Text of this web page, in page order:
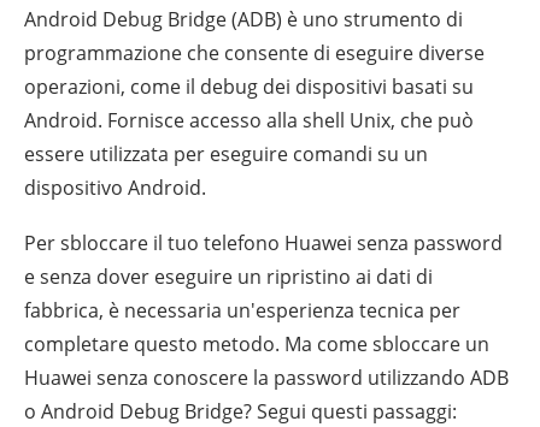
Android Debug Bridge (ADB) è uno strumento di
programmazione che consente di eseguire diverse
operazioni, come il debug dei dispositivi basati su
Android. Fornisce accesso alla shell Unix, che può
essere utilizzata per eseguire comandi su un
dispositivo Android.
Per sbloccare il tuo telefono Huawei senza password
e senza dover eseguire un ripristino ai dati di
fabbrica, è necessaria un'esperienza tecnica per
completare questo metodo. Ma come sbloccare un
Huawei senza conoscere la password utilizzando ADB
o Android Debug Bridge? Segui questi passaggi: